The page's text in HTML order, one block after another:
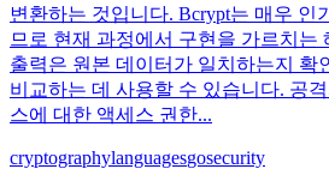
변환하는 것입니다. Bcrypt는 매우 인
므로 현재 과정에서 구현을 가르치는
출력은 원본 데이터가 일치하는지 확
비교하는 데 사용할 수 있습니다. 공
스에 대한 액세스 권한...
cryptographylanguagesgosecurity